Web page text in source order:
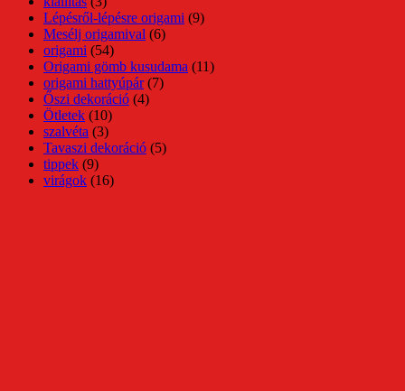
Lépésről-lépésre origami (9)
Mesélj origamival (6)
origami (54)
Origami gömb kusudama (11)
origami hattyúpár(7)
Őszi dekoráció (4)
Ötletek (10)
szalvéta (3)
Tavaszi dekoráció (5)
tippek (9)
virágok (16)